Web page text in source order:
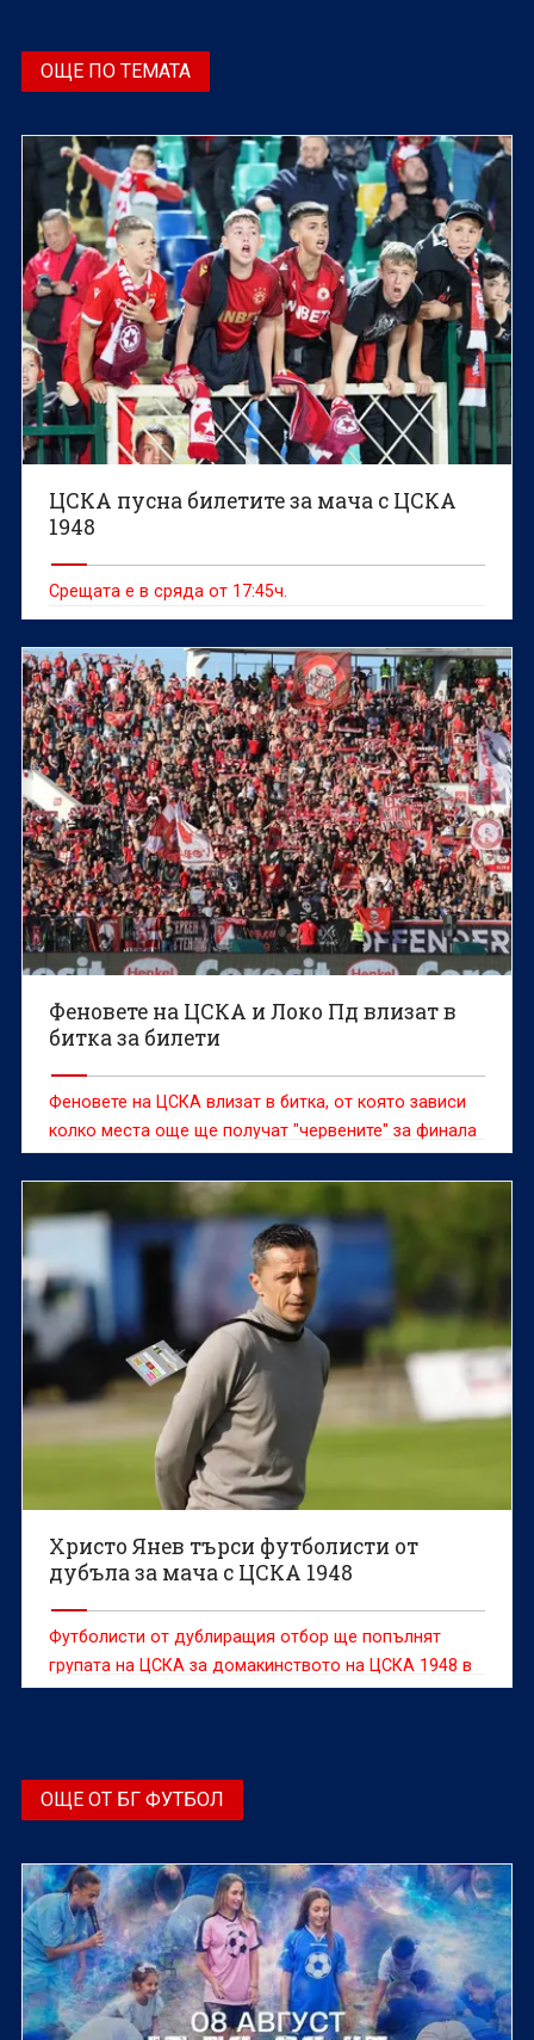
ОЩЕ ПО ТЕМАТА
ЦСКА пусна билетите за мача с ЦСКА
1948
Срещата е в сряда от 17:45ч.
Феновете на ЦСКА и Локо Пд влизат в
битка за билети
Феновете на ЦСКА влизат в битка, от която зависи
колко места още ще получат "червените" за финала
на Купата с Локомотив Пловдив.
Христо Янев търси футболисти от
дубъла за мача с ЦСКА 1948
Футболисти от дублиращия отбор ще попълнят
групата на ЦСКА за домакинството на ЦСКА 1948 в
сряда от 14:45 часа.
ОЩЕ ОТ БГ ФУТБОЛ